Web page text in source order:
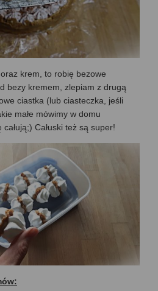
krem, to robię bezowe
bezy kremem, zlepiam z drugą
ciastka (lub ciasteczka, jeśli
małe mówimy w domu
Całuski też są super!